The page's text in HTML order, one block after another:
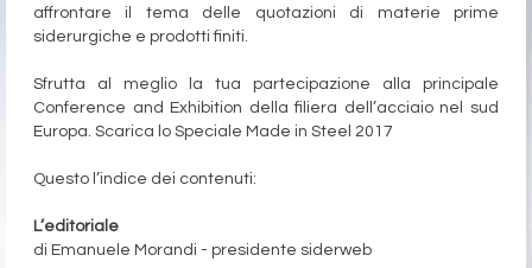
affrontare il tema delle quotazioni di materie prime
siderurgiche e prodotti finiti.
Sfrutta al meglio la tua partecipazione alla principale
Conference and Exhibition della filiera dell’acciaio nel sud
Europa. Scarica lo Speciale Made in Steel 2017
Questo l’indice dei contenuti:
L’editoriale
di Emanuele Morandi - presidente siderweb